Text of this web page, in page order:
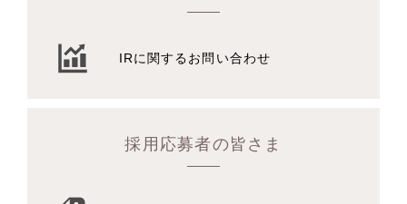
IRに関するお問い合わせ
採用応募者の皆さま